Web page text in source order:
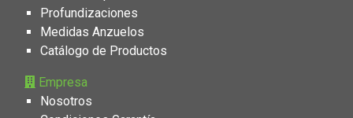
Profundizaciones
Medidas Anzuelos
Catálogo de Productos
Empresa
Nosotros